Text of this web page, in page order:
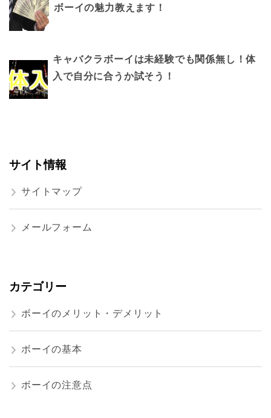
ボーイの魅力教えます！
キャバクラボーイは未経験でも関係無し！体
入で自分に合うか試そう！
サイト情報
サイトマップ
メールフォーム
カテゴリー
ボーイのメリット・デメリット
ボーイの基本
ボーイの注意点